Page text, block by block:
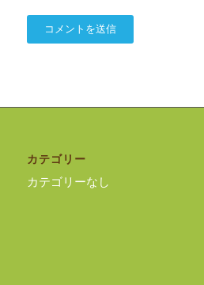
カテゴリー
カテゴリーなし